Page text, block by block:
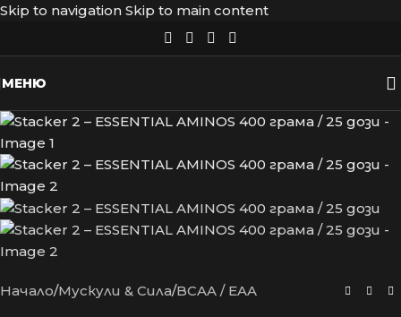
Skip to navigation Skip to main content
МЕНЮ
Начало/Мускули & Сила/BCAA / EAA